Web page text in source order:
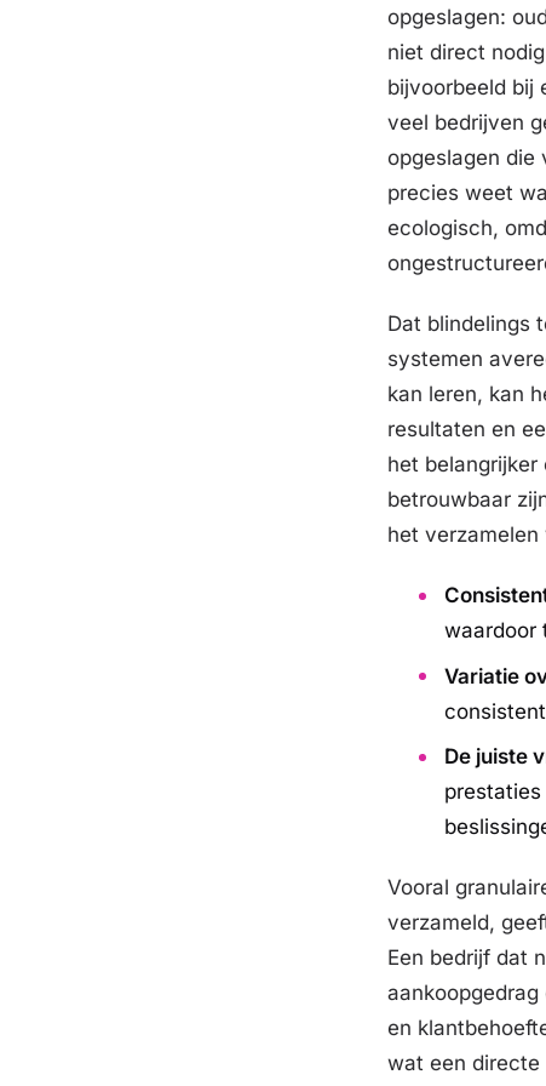
opgeslagen:
niet direct
bijvoorbeeld bij
veel bedrijven
opgeslagen die
precies weet
ecologisch,
Dat blindelings
systemen
kan leren, kan
resultaten en
het
betrouwbaar
het verzamelen
waardoor
Variatie
De juiste
Vooral
verzameld,
Een bedrijf dat
en
wat een directe